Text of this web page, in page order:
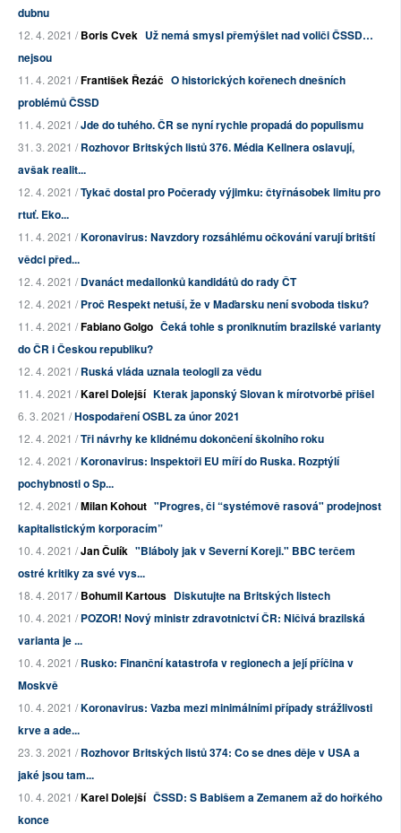
dubnu
12. 4. 2021 /Boris Cvek Už nemá smysl přemýšlet nad voliči ČSSD…
nejsou
11. 4. 2021 /František Řezáč O historických kořenech dnešních
problémů ČSSD
11. 4. 2021 /Jde do tuhého. ČR se nyní rychle propadá do populismu
31. 3. 2021 /Rozhovor Britských listů 376. Média Kellnera oslavují,
avšak realit...
12. 4. 2021 /Tykač dostal pro Počerady výjimku: čtyřnásobek limitu pro
rtuť. Eko...
11. 4. 2021 /Koronavirus: Navzdory rozsáhlému očkování varují britští
vědci před...
12. 4. 2021 /Dvanáct medailonků kandidátů do rady ČT
12. 4. 2021 /Proč Respekt netuší, že v Maďarsku není svoboda tisku?
11. 4. 2021 /Fabiano Golgo Čeká tohle s proniknutím brazilské varianty
do ČR i Českou republiku?
12. 4. 2021 /Ruská vláda uznala teologii za vědu
11. 4. 2021 /Karel Dolejší Kterak japonský Slovan k mírotvorbě přišel
6. 3. 2021 /Hospodaření OSBL za únor 2021
12. 4. 2021 /Tři návrhy ke klidnému dokončení školního roku
12. 4. 2021 /Koronavirus: Inspektoři EU míří do Ruska. Rozptýlí
pochybnosti o Sp...
12. 4. 2021 /Milan Kohout "Progres, či “systémově rasová" prodejnost
kapitalistickým korporacím”
10. 4. 2021 /Jan Čulík "Bláboly jak v Severní Koreji." BBC terčem
ostré kritiky za své vys...
18. 4. 2017 /Bohumil Kartous Diskutujte na Britských listech
10. 4. 2021 /POZOR! Nový ministr zdravotnictví ČR: Ničivá brazilská
varianta je ...
10. 4. 2021 /Rusko: Finanční katastrofa v regionech a její příčina v
Moskvě
10. 4. 2021 /Koronavirus: Vazba mezi minimálními případy strážlivosti
krve a ade...
23. 3. 2021 /Rozhovor Britských listů 374: Co se dnes děje v USA a
jaké jsou tam...
10. 4. 2021 /Karel Dolejší ČSSD: S Babišem a Zemanem až do hořkého
konce